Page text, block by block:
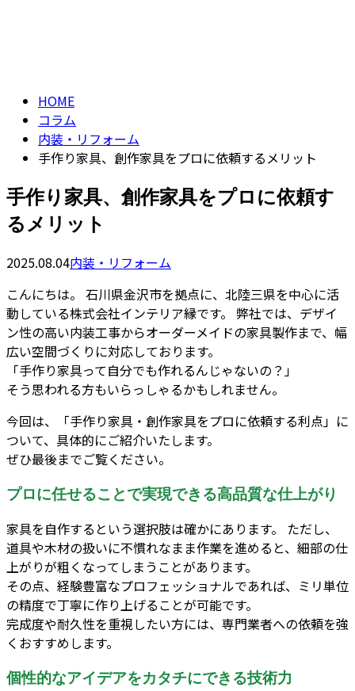
HOME
コラム
内装・リフォーム
手作り家具、創作家具をプロに依頼するメリット
手作り家具、創作家具をプロに依頼す
るメリット
2025.08.04内装・リフォーム
こんにちは。 石川県金沢市を拠点に、北陸三県を中心に活
動している株式会社インテリア縁です。 弊社では、デザイ
ン性の高い内装工事からオーダーメイドの家具製作まで、幅
広い空間づくりに対応しております。
「手作り家具って自分でも作れるんじゃないの？」
そう思われる方もいらっしゃるかもしれません。
今回は、「手作り家具・創作家具をプロに依頼する利点」に
ついて、具体的にご紹介いたします。
ぜひ最後までご覧ください。
プロに任せることで実現できる高品質な仕上がり
家具を自作するという選択肢は確かにあります。 ただし、
道具や木材の扱いに不慣れなまま作業を進めると、細部の仕
上がりが粗くなってしまうことがあります。
その点、経験豊富なプロフェッショナルであれば、ミリ単位
の精度で丁寧に作り上げることが可能です。
完成度や耐久性を重視したい方には、専門業者への依頼を強
くおすすめします。
個性的なアイデアをカタチにできる技術力